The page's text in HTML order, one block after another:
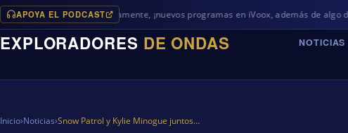
APOYA EL PODCAST
Próximamente, ¡nuevos programas en iVoox, además de algo diferente en
EXPLORADORES DE ONDAS NOTICIAS
Inicio›Noticias›Snow Patrol y Kylie Minogue juntos…